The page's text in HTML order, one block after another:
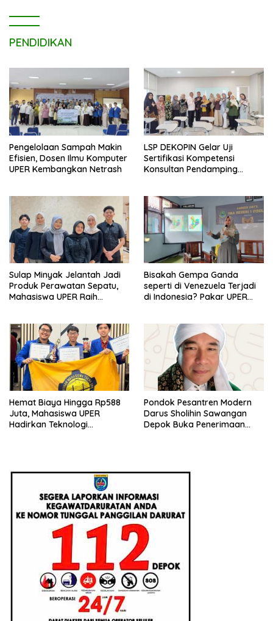
PENDIDIKAN
Pengelolaan Sampah Makin
Efisien, Dosen Ilmu Komputer
UPER Kembangkan Netrash
LSP DEKOPIN Gelar Uji
Sertifikasi Kompetensi
Konsultan Pendamping
Sulap Minyak Jelantah Jadi
Produk Perawatan Sepatu,
Mahasiswa UPER Raih
Bisakah Gempa Ganda
seperti di Venezuela Terjadi
di Indonesia? Pakar UPER
Hemat Biaya Hingga Rp588
Juta, Mahasiswa UPER
Hadirkan Teknologi
Pondok Pesantren Modern
Darus Sholihin Sawangan
Depok Buka Penerimaan